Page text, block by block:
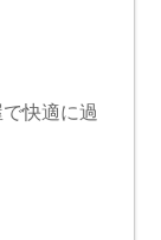
快適に過